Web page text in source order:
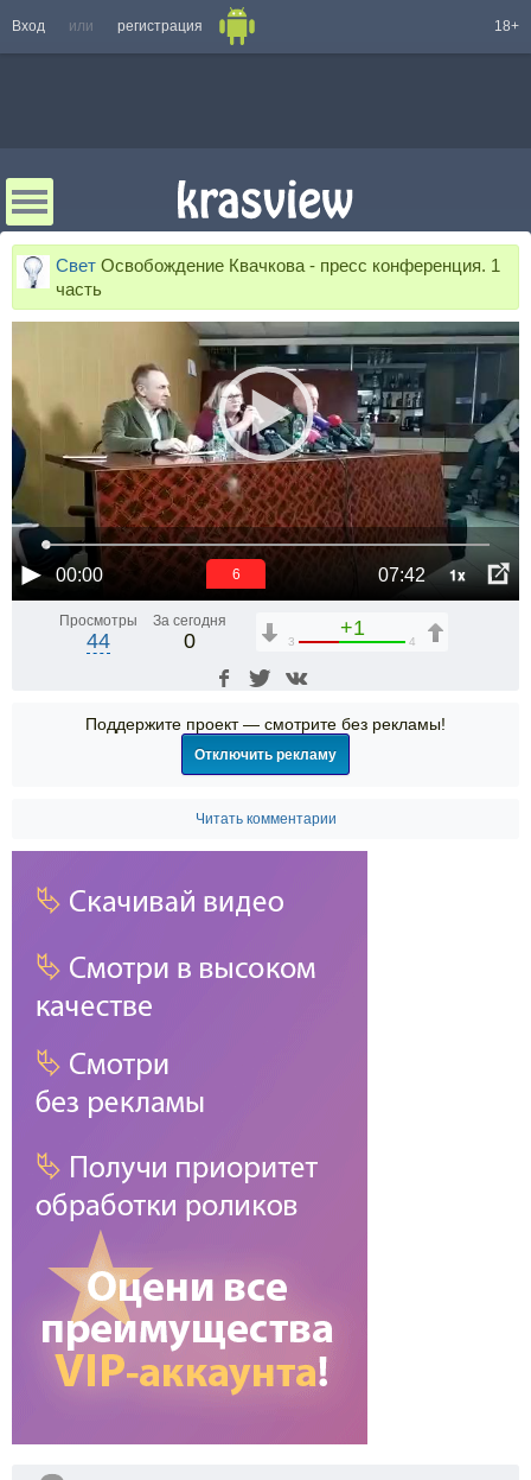
Вход или регистрация 18+
Свет Освобождение Квачкова - пресс конференция. 1
часть
00:00 07:42 1x
6
Просмотры
44
За сегодня
0
+1
3 4
Поддержите проект — смотрите без рекламы!
Отключить рекламу
Читать комментарии